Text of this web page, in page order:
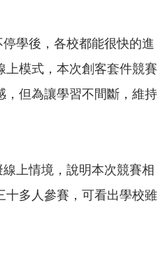
上模式，本次創客套件競賽
，但為讓學習不間斷，維持
十多人參賽，可看出學校雖